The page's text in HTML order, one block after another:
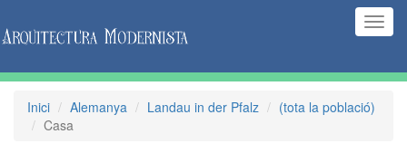
Inici Alemanya Landau in der Pfalz
(tota la població)
Casa